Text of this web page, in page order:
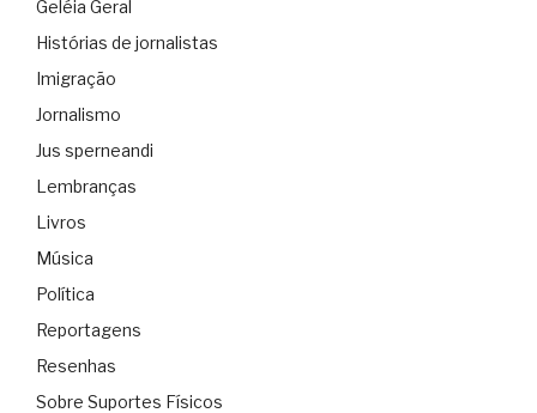
Geléia Geral
Histórias de jornalistas
Imigração
Jornalismo
Jus sperneandi
Lembranças
Livros
Música
Política
Reportagens
Resenhas
Sobre Suportes Físicos